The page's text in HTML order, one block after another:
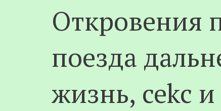
Откровения
поезда
жизнь, cekc